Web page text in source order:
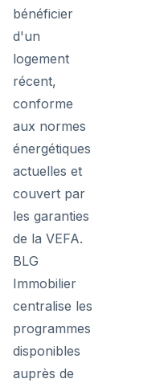
bénéficier
d'un
logement
récent,
conforme
aux normes
énergétiques
actuelles et
couvert par
les garanties
de la VEFA.
BLG
Immobilier
centralise les
programmes
disponibles
auprès de